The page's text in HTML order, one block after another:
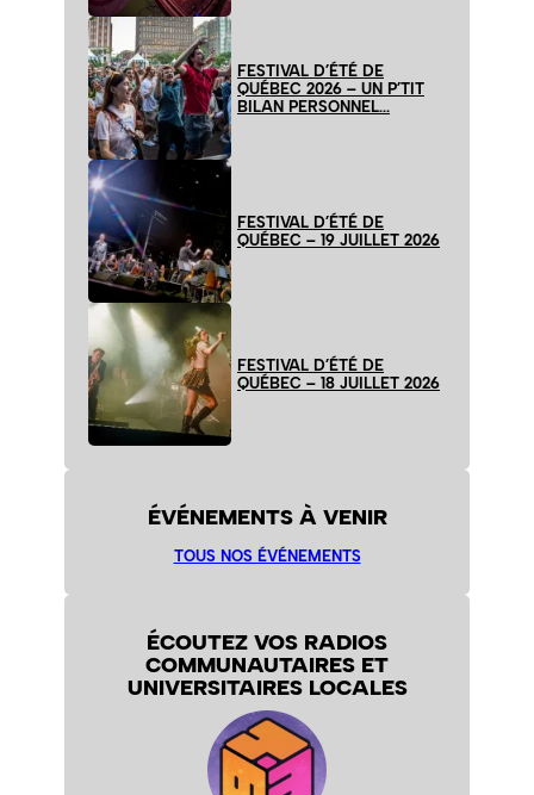
FESTIVAL D’ÉTÉ DE
QUÉBEC 2026 – UN P’TIT
BILAN PERSONNEL…
FESTIVAL D’ÉTÉ DE
QUÉBEC – 19 JUILLET 2026
FESTIVAL D’ÉTÉ DE
QUÉBEC – 18 JUILLET 2026
ÉVÉNEMENTS À VENIR
TOUS NOS ÉVÉNEMENTS
ÉCOUTEZ VOS RADIOS
COMMUNAUTAIRES ET
UNIVERSITAIRES LOCALES